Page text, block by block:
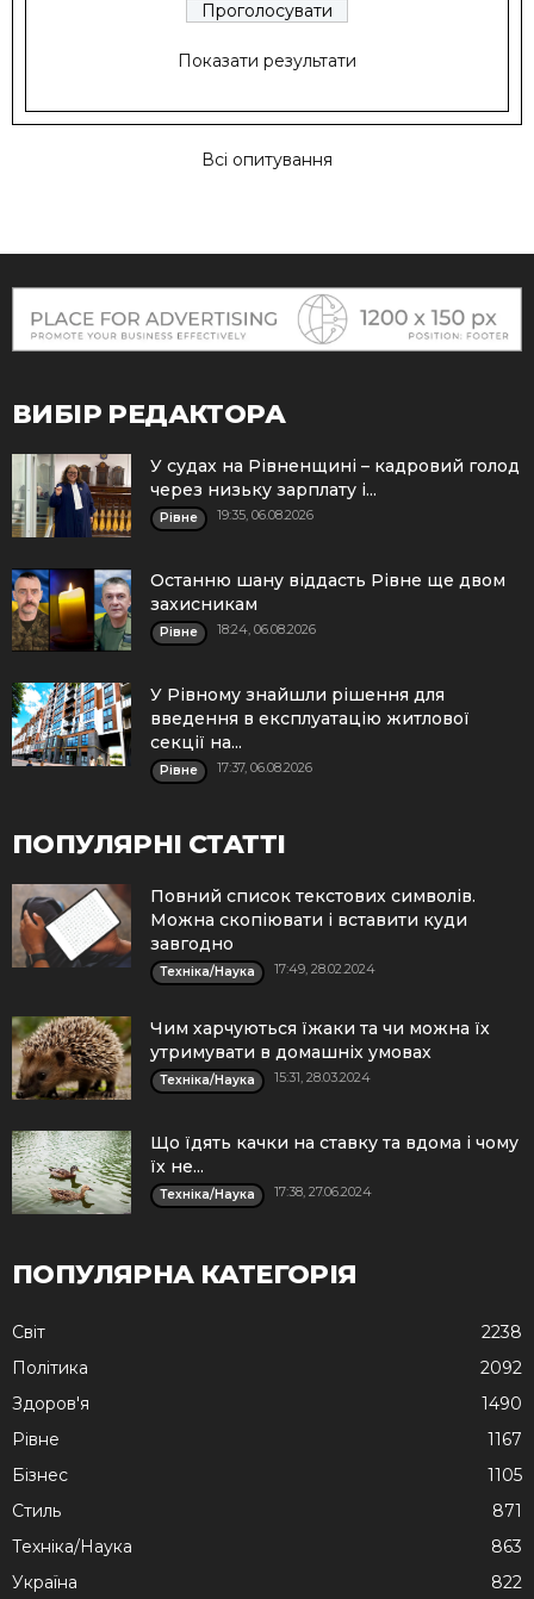
Показати результати
Всі опитування
ВИБІР РЕДАКТОРА
У судах на Рівненщині – кадровий голод
через низьку зарплату і...
Рівне 19:35, 06.08.2026
Останню шану віддасть Рівне ще двом
захисникам
Рівне 18:24, 06.08.2026
У Рівному знайшли рішення для
введення в експлуатацію житлової
секції на...
Рівне 17:37, 06.08.2026
ПОПУЛЯРНІ СТАТТІ
Повний список текстових символів.
Можна скопіювати і вставити куди
завгодно
Техніка/Наука 17:49, 28.02.2024
Чим харчуються їжаки та чи можна їх
утримувати в домашніх умовах
Техніка/Наука 15:31, 28.03.2024
Що їдять качки на ставку та вдома і чому
їх не...
Техніка/Наука 17:38, 27.06.2024
ПОПУЛЯРНА КАТЕГОРІЯ
Cвіт
2238
Політика
2092
Здоров'я
1490
Рівне
1167
Бізнес
1105
Стиль
871
Техніка/Наука
863
Україна
822